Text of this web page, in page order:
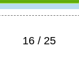
16 / 25